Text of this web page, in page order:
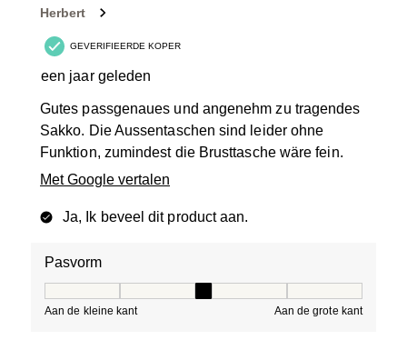
Herbert
GEVERIFIEERDE KOPER
een jaar geleden
Gutes passgenaues und angenehm zu tragendes
Sakko. Die Aussentaschen sind leider ohne
Funktion, zumindest die Brusttasche wäre fein.
Met Google vertalen
Ja, Ik beveel dit product aan.
Pasvorm
Aan de kleine kant Aan de grote kant